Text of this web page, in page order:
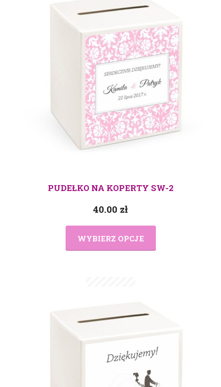
PUDEŁKO NA KOPERTY SW-2
40.00 zł
WYBIERZ OPCJE